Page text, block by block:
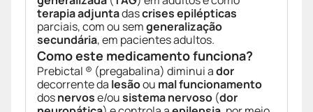
terapia adjuntadascrises epilépticas
parciais, com ou semgeneralização
secundária, em pacientes adultos.
Como este medicamento funciona?
Prebictal ® (pregabalina) diminui ador
decorrente da lesãoou mal funcionamento
dosnervose/ousistema nervoso (dor